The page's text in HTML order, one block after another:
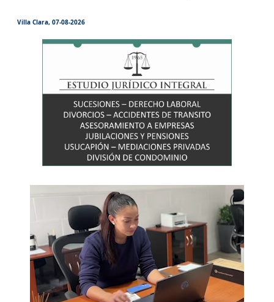
Villa Clara, 07-08-2026